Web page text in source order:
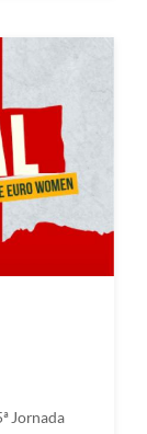
Jornada